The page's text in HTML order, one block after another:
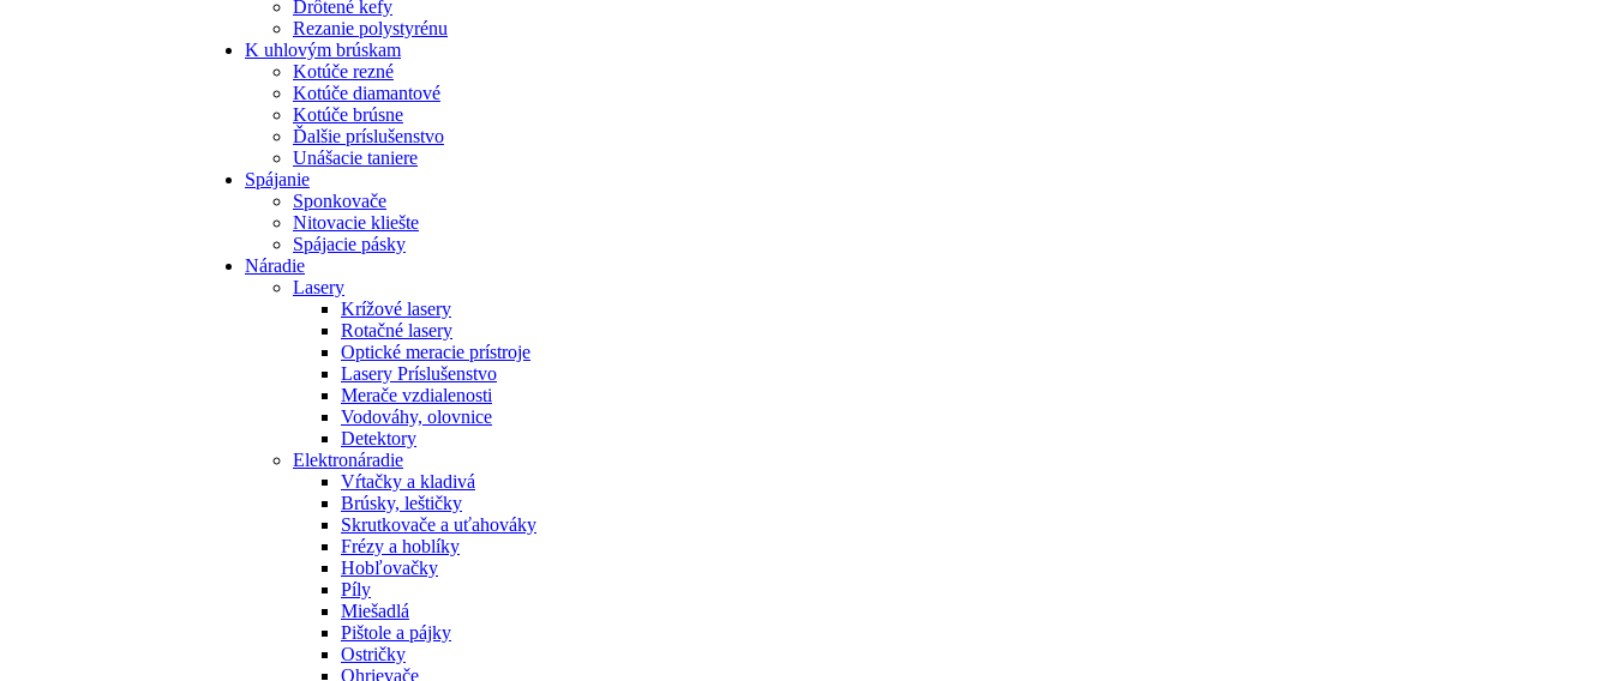
Drôtené kefy
Rezanie polystyrénu
K uhlovým brúskam
Kotúče rezné
Kotúče diamantové
Kotúče brúsne
Ďalšie príslušenstvo
Unášacie taniere
Spájanie
Sponkovače
Nitovacie kliešte
Spájacie pásky
Náradie
Lasery
Krížové lasery
Rotačné lasery
Optické meracie prístroje
Lasery Príslušenstvo
Merače vzdialenosti
Vodováhy, olovnice
Detektory
Elektronáradie
Vŕtačky a kladivá
Brúsky, leštičky
Skrutkovače a uťahováky
Frézy a hoblíky
Hobľovačky
Píly
Miešadlá
Pištole a pájky
Ostričky
Ohrievače